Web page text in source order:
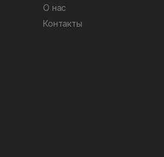
О нас
Контакты